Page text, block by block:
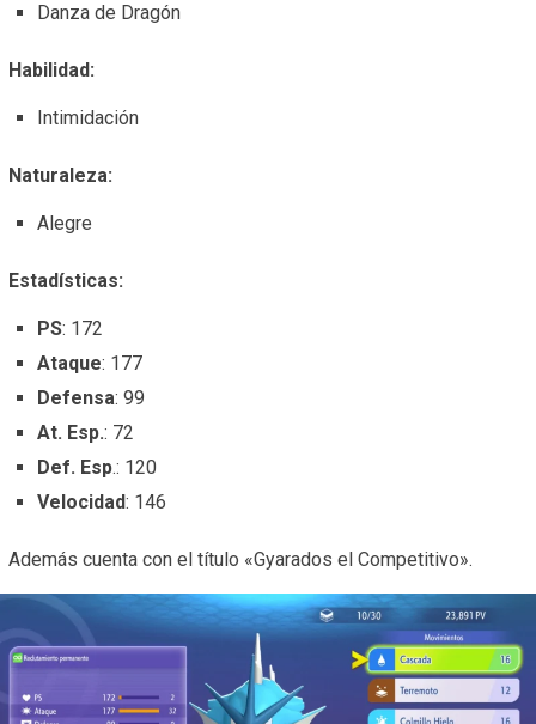
Danza de Dragón
Habilidad:
Intimidación
Naturaleza:
Alegre
Estadísticas:
PS: 172
Ataque: 177
Defensa: 99
At. Esp.: 72
Def. Esp.: 120
Velocidad: 146
Además cuenta con el título «Gyarados el Competitivo».